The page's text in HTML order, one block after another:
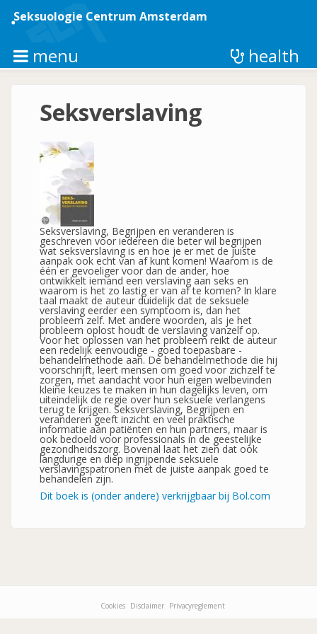
naar
gaan
Seksuologie Centrum Amsterdam
menu health
Seksverslaving
Seksverslaving, Begrijpen en veranderen is
geschreven voor iedereen die beter wil begrijpen
wat seksverslaving is en hoe je er met de juiste
aanpak ook echt van af kunt komen! Waarom is de
één er gevoeliger voor dan de ander, hoe
ontwikkelt iemand een verslaving aan seks en
waarom is het zo lastig er van af te komen? In klare
taal maakt de auteur duidelijk dat de seksuele
verslaving eerder een symptoom is, dan het
probleem zelf. Met andere woorden, als je het
probleem oplost houdt de verslaving vanzelf op.
Voor het oplossen van het probleem reikt de auteur
een redelijk eenvoudige - goed toepasbare -
behandelmethode aan. De behandelmethode die hij
voorschrijft, leert mensen om goed voor zichzelf te
zorgen, met aandacht voor hun eigen welbevinden
kleine keuzes te maken in hun dagelijks leven, om
uiteindelijk de regie over hun seksuele verlangens
terug te krijgen. Seksverslaving, Begrijpen en
veranderen geeft inzicht en veel praktische
informatie aan patiënten en hun partners, maar is
ook bedoeld voor professionals in de geestelijke
gezondheidszorg. Bovenal laat het zien dat ook
langdurige en diep ingrijpende seksuele
verslavingspatronen met de juiste aanpak goed te
behandelen zijn.
Dit boek is (onder andere) verkrijgbaar bij Bol.com
Cookies Disclaimer Privacyreglement